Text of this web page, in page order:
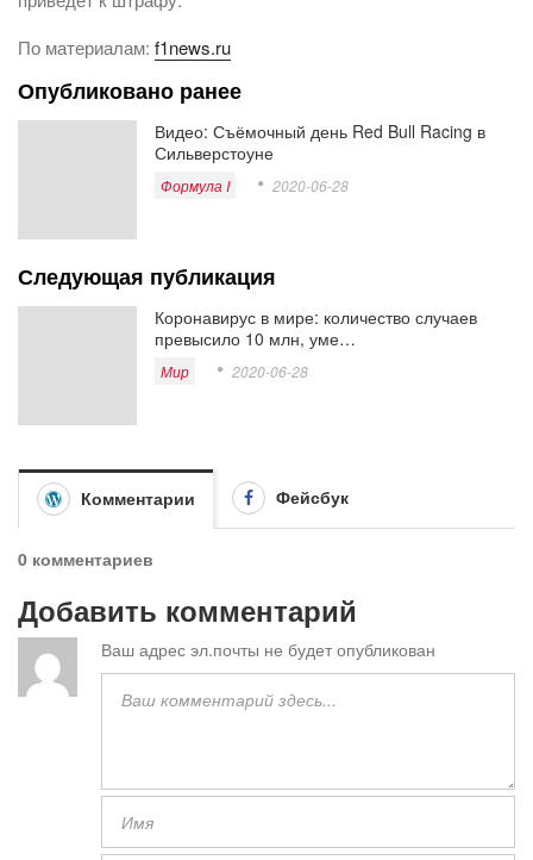
По материалам: f1news.ru
Опубликовано ранее
Видео: Съёмочный день Red Bull Racing в
Сильверстоуне
Формула I 2020-06-28
Следующая публикация
Коронавирус в мире: количество случаев
превысило 10 млн, уме…
Мир 2020-06-28
Комментарии Фейсбук
0 комментариев
Добавить комментарий
Ваш адрес эл.почты не будет опубликован